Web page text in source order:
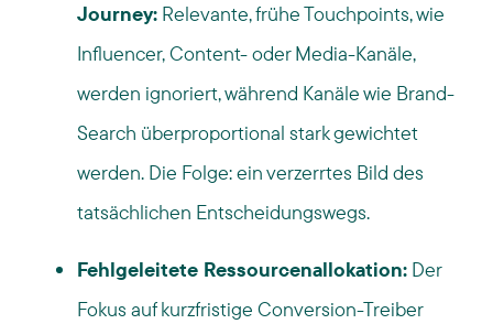
Journey: Relevante, frühe Touchpoints, wie
Influencer, Content- oder Media-Kanäle,
werden ignoriert, während Kanäle wie Brand-
Search überproportional stark gewichtet
werden. Die Folge: ein verzerrtes Bild des
tatsächlichen Entscheidungswegs.
Fehlgeleitete Ressourcenallokation: Der
Fokus auf kurzfristige Conversion-Treiber